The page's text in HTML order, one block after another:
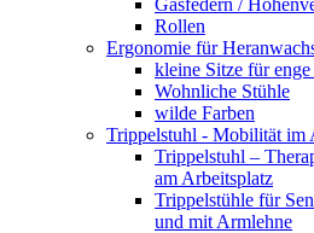
Gasfedern /
Rollen
Ergonomie für
kleine Sitze für
Wohnliche Stühle
wilde Farben
Trippelstuhl - Mobilität im
Trippelstuhl –
am Arbeitsplatz
Trippelstühle für
und mit Armlehne